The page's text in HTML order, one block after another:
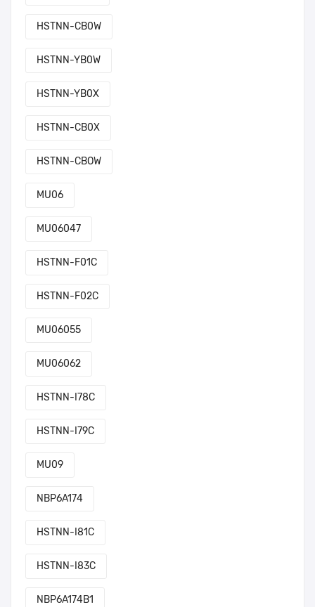
HSTNN-CB0W
HSTNN-YB0W
HSTNN-YB0X
HSTNN-CB0X
HSTNN-CBOW
MU06
MU06047
HSTNN-F01C
HSTNN-F02C
MU06055
MU06062
HSTNN-I78C
HSTNN-I79C
MU09
NBP6A174
HSTNN-I81C
HSTNN-I83C
NBP6A174B1